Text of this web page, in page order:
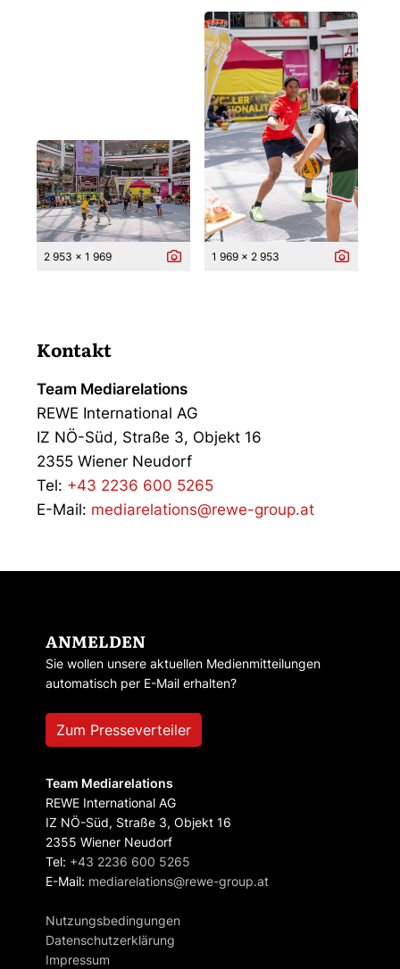
2 953 x 1 969 1 969 x 2 953
Kontakt
Team Mediarelations
REWE International AG
IZ NÖ-Süd, Straße 3, Objekt 16
2355 Wiener Neudorf
Tel: +43 2236 600 5265
E-Mail: mediarelations@rewe-group.at
ANMELDEN
Sie wollen unsere aktuellen Medienmitteilungen
automatisch per E-Mail erhalten?
Zum Presseverteiler
Team Mediarelations
REWE International AG
IZ NÖ-Süd, Straße 3, Objekt 16
2355 Wiener Neudorf
Tel: +43 2236 600 5265
E-Mail: mediarelations@rewe-group.at
Nutzungsbedingungen
Datenschutzerklärung
Impressum